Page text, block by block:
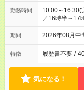
勤務時間
10:00～
／16時半～17
期間 2026年08月
特徴 履歴書不要 /
気になる！